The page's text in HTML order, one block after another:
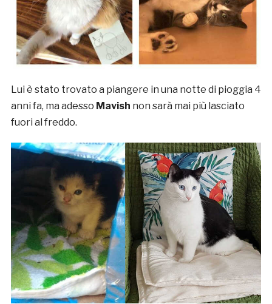
Lui è stato trovato a piangere in una notte di pioggia 4
anni fa, ma adesso Mavish non sarà mai più lasciato
fuori al freddo.